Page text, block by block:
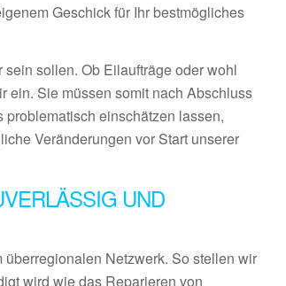
Geschick für Ihr bestmögliches
sollen. Ob Eilaufträge oder wohl
ein. Sie müssen somit nach Abschluss
einschätzen lassen,
Veränderungen vor Start unserer
UND
Netzwerk. So stellen wir
wird wie das Reparieren von